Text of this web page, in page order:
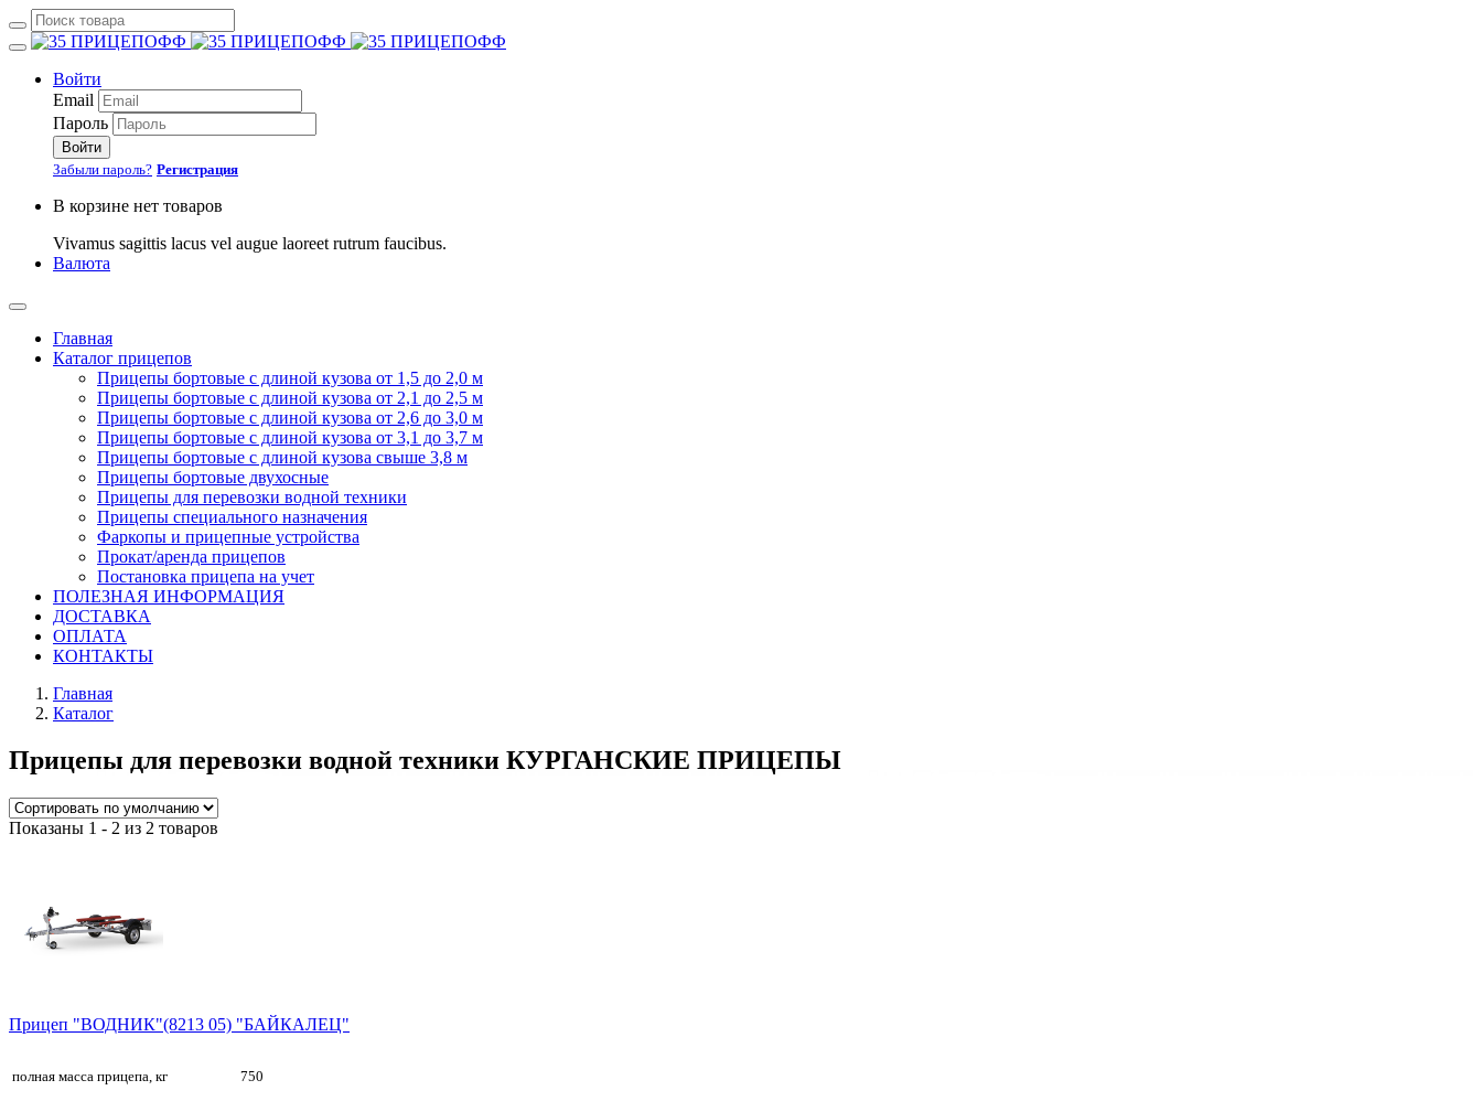
Войти
Email
Пароль
Войти
Забыли пароль? Регистрация
В корзине нет товаров
Vivamus sagittis lacus vel augue laoreet rutrum faucibus.
Валюта
Главная
Каталог прицепов
Прицепы бортовые с длиной кузова от 1,5 до 2,0 м
Прицепы бортовые с длиной кузова от 2,1 до 2,5 м
Прицепы бортовые с длиной кузова от 2,6 до 3,0 м
Прицепы бортовые с длиной кузова от 3,1 до 3,7 м
Прицепы бортовые с длиной кузова свыше 3,8 м
Прицепы бортовые двухосные
Прицепы для перевозки водной техники
Прицепы специального назначения
Фаркопы и прицепные устройства
Прокат/аренда прицепов
Постановка прицепа на учет
ПОЛЕЗНАЯ ИНФОРМАЦИЯ
ДОСТАВКА
ОПЛАТА
КОНТАКТЫ
Главная
Каталог
Прицепы для перевозки водной техники КУРГАНСКИЕ ПРИЦЕПЫ
Показаны 1 - 2 из 2 товаров
Прицеп "ВОДНИК"(8213 05) "БАЙКАЛЕЦ"
полная масса прицепа, кг 750